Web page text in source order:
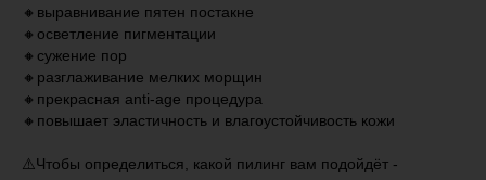
🔸выравнивание пятен постакне
🔸осветление пигментации
🔸сужение пор
🔸разглаживание мелких морщин
🔸прекрасная anti-age процедура
🔸повышает эластичность и влагоустойчивость кожи
⚠️Чтобы определиться, какой пилинг вам подойдёт -